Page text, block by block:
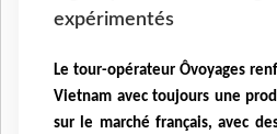
expérimentés
Le tour-opérateur Ôvoyages
Vietnam avec toujours une
sur le marché français,avec